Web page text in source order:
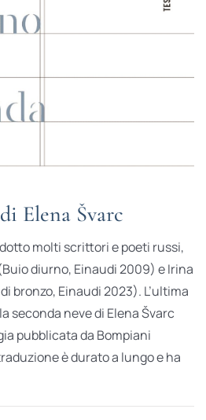
Elena Švarc
molti scrittori e poeti russi,
diurno, Einaudi 2009) e Irina
bronzo, Einaudi 2023). L’ultima
seconda neve di Elena Švarc
pubblicata da Bompiani
è durato a lungo e ha